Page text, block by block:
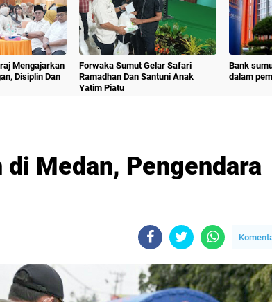
Mengajarkan
Disiplin Dan
Forwaka Sumut Gelar Safari
Ramadhan Dan Santuni Anak
Yatim Piatu
Bank
dalam
Medan, Pengendara